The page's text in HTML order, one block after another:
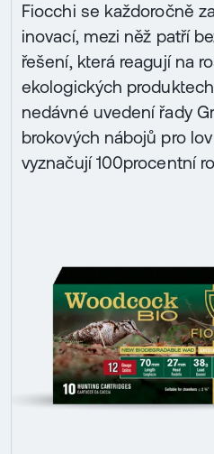
Fiocchi se každoročně
inovací, mezi něž patří
řešení, která reagují na
ekologických
nedávné uvedení řady
brokových nábojů pro
vyznačují 100procentní